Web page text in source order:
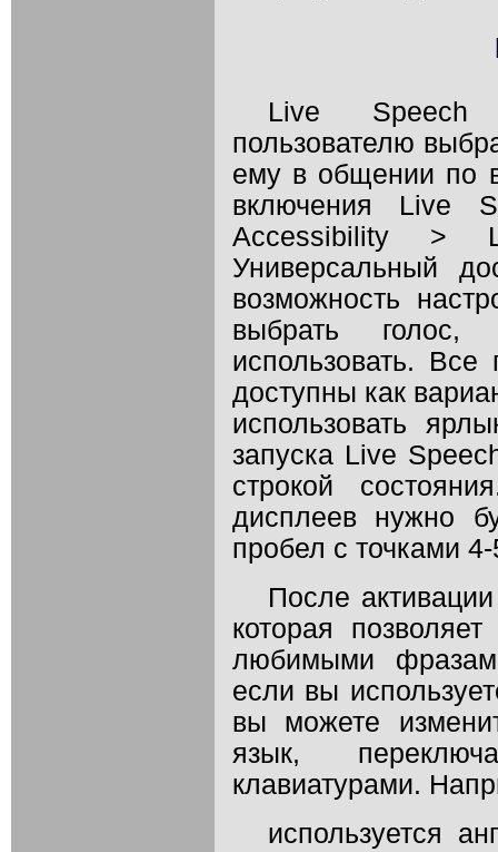
Live Speech
пользователю
ему в общении по
включения Live
Accessibility >
Универсальный
возможность
выбрать голос,
использовать.
доступны как
использовать
запуска Live
строкой
дисплеев нужно
пробел с точками
После
которая
любимыми
если вы
вы можете
язык,
клавиатурами.
используется